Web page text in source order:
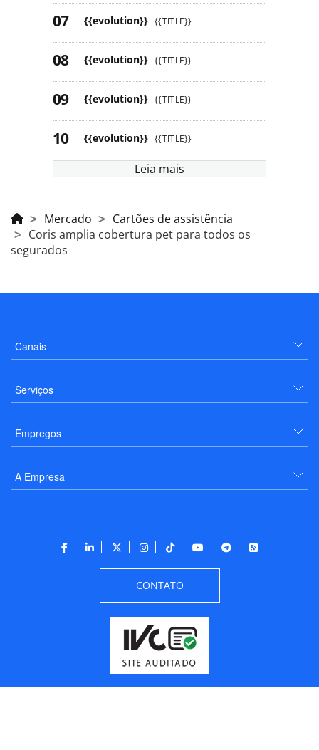
{{evolution}} {{TITLE}}
{{evolution}} {{TITLE}}
{{evolution}} {{TITLE}}
{{evolution}} {{TITLE}}
Leia mais
Mercado
Cartões de assistência
Coris amplia cobertura pet para todos os
segurados
Canais
Serviços
Empregos
A Empresa
CONTATO